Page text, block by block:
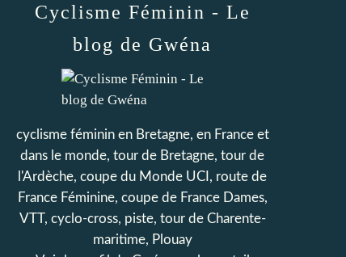
Cyclisme Féminin - Le
blog de Gwéna
cyclisme féminin en Bretagne, en France et
dans le monde, tour de Bretagne, tour de
l'Ardèche, coupe du Monde UCI, route de
France Féminine, coupe de France Dames,
VTT, cyclo-cross, piste, tour de Charente-
maritime, Plouay